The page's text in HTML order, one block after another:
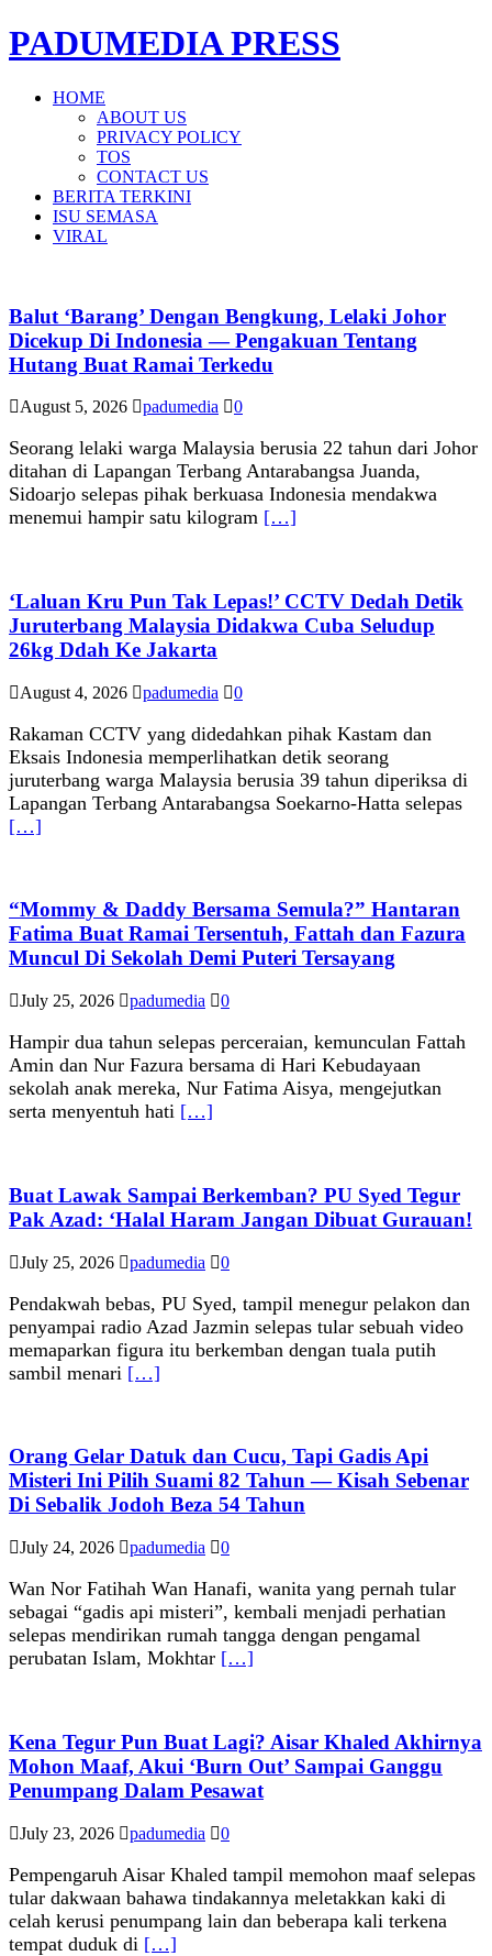
PADUMEDIA PRESS
HOME
ABOUT US
PRIVACY POLICY
TOS
CONTACT US
BERITA TERKINI
ISU SEMASA
VIRAL
Balut ‘Barang’ Dengan Bengkung, Lelaki Johor
Dicekup Di Indonesia — Pengakuan Tentang
Hutang Buat Ramai Terkedu
August 5, 2026 padumedia 0
Seorang lelaki warga Malaysia berusia 22 tahun dari Johor
ditahan di Lapangan Terbang Antarabangsa Juanda,
Sidoarjo selepas pihak berkuasa Indonesia mendakwa
menemui hampir satu kilogram […]
‘Laluan Kru Pun Tak Lepas!’ CCTV Dedah Detik
Juruterbang Malaysia Didakwa Cuba Seludup
26kg Ddah Ke Jakarta
August 4, 2026 padumedia 0
Rakaman CCTV yang didedahkan pihak Kastam dan
Eksais Indonesia memperlihatkan detik seorang
juruterbang warga Malaysia berusia 39 tahun diperiksa di
Lapangan Terbang Antarabangsa Soekarno-Hatta selepas
[…]
“Mommy & Daddy Bersama Semula?” Hantaran
Fatima Buat Ramai Tersentuh, Fattah dan Fazura
Muncul Di Sekolah Demi Puteri Tersayang
July 25, 2026 padumedia 0
Hampir dua tahun selepas perceraian, kemunculan Fattah
Amin dan Nur Fazura bersama di Hari Kebudayaan
sekolah anak mereka, Nur Fatima Aisya, mengejutkan
serta menyentuh hati […]
Buat Lawak Sampai Berkemban? PU Syed Tegur
Pak Azad: ‘Halal Haram Jangan Dibuat Gurauan!
July 25, 2026 padumedia 0
Pendakwah bebas, PU Syed, tampil menegur pelakon dan
penyampai radio Azad Jazmin selepas tular sebuah video
memaparkan figura itu berkemban dengan tuala putih
sambil menari […]
Orang Gelar Datuk dan Cucu, Tapi Gadis Api
Misteri Ini Pilih Suami 82 Tahun — Kisah Sebenar
Di Sebalik Jodoh Beza 54 Tahun
July 24, 2026 padumedia 0
Wan Nor Fatihah Wan Hanafi, wanita yang pernah tular
sebagai “gadis api misteri”, kembali menjadi perhatian
selepas mendirikan rumah tangga dengan pengamal
perubatan Islam, Mokhtar […]
Kena Tegur Pun Buat Lagi? Aisar Khaled Akhirnya
Mohon Maaf, Akui ‘Burn Out’ Sampai Ganggu
Penumpang Dalam Pesawat
July 23, 2026 padumedia 0
Pempengaruh Aisar Khaled tampil memohon maaf selepas
tular dakwaan bahawa tindakannya meletakkan kaki di
celah kerusi penumpang lain dan beberapa kali terkena
tempat duduk di […]